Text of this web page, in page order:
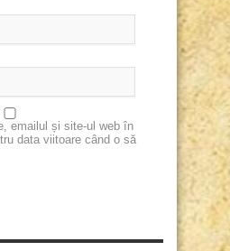
emailul și site-ul web în
data viitoare când o să